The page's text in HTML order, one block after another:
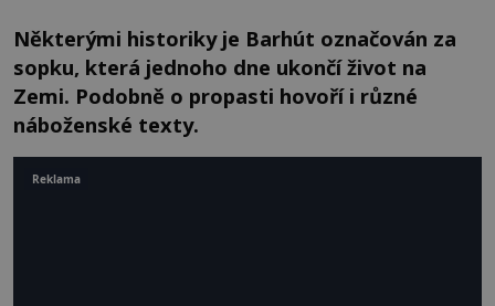
Některými historiky je Barhút označován za
sopku, která jednoho dne ukončí život na
Zemi. Podobně o propasti hovoří i různé
náboženské texty.
Reklama